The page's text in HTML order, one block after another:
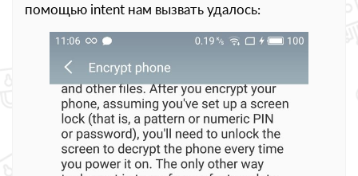
помощью intent нам вызвать удалось: